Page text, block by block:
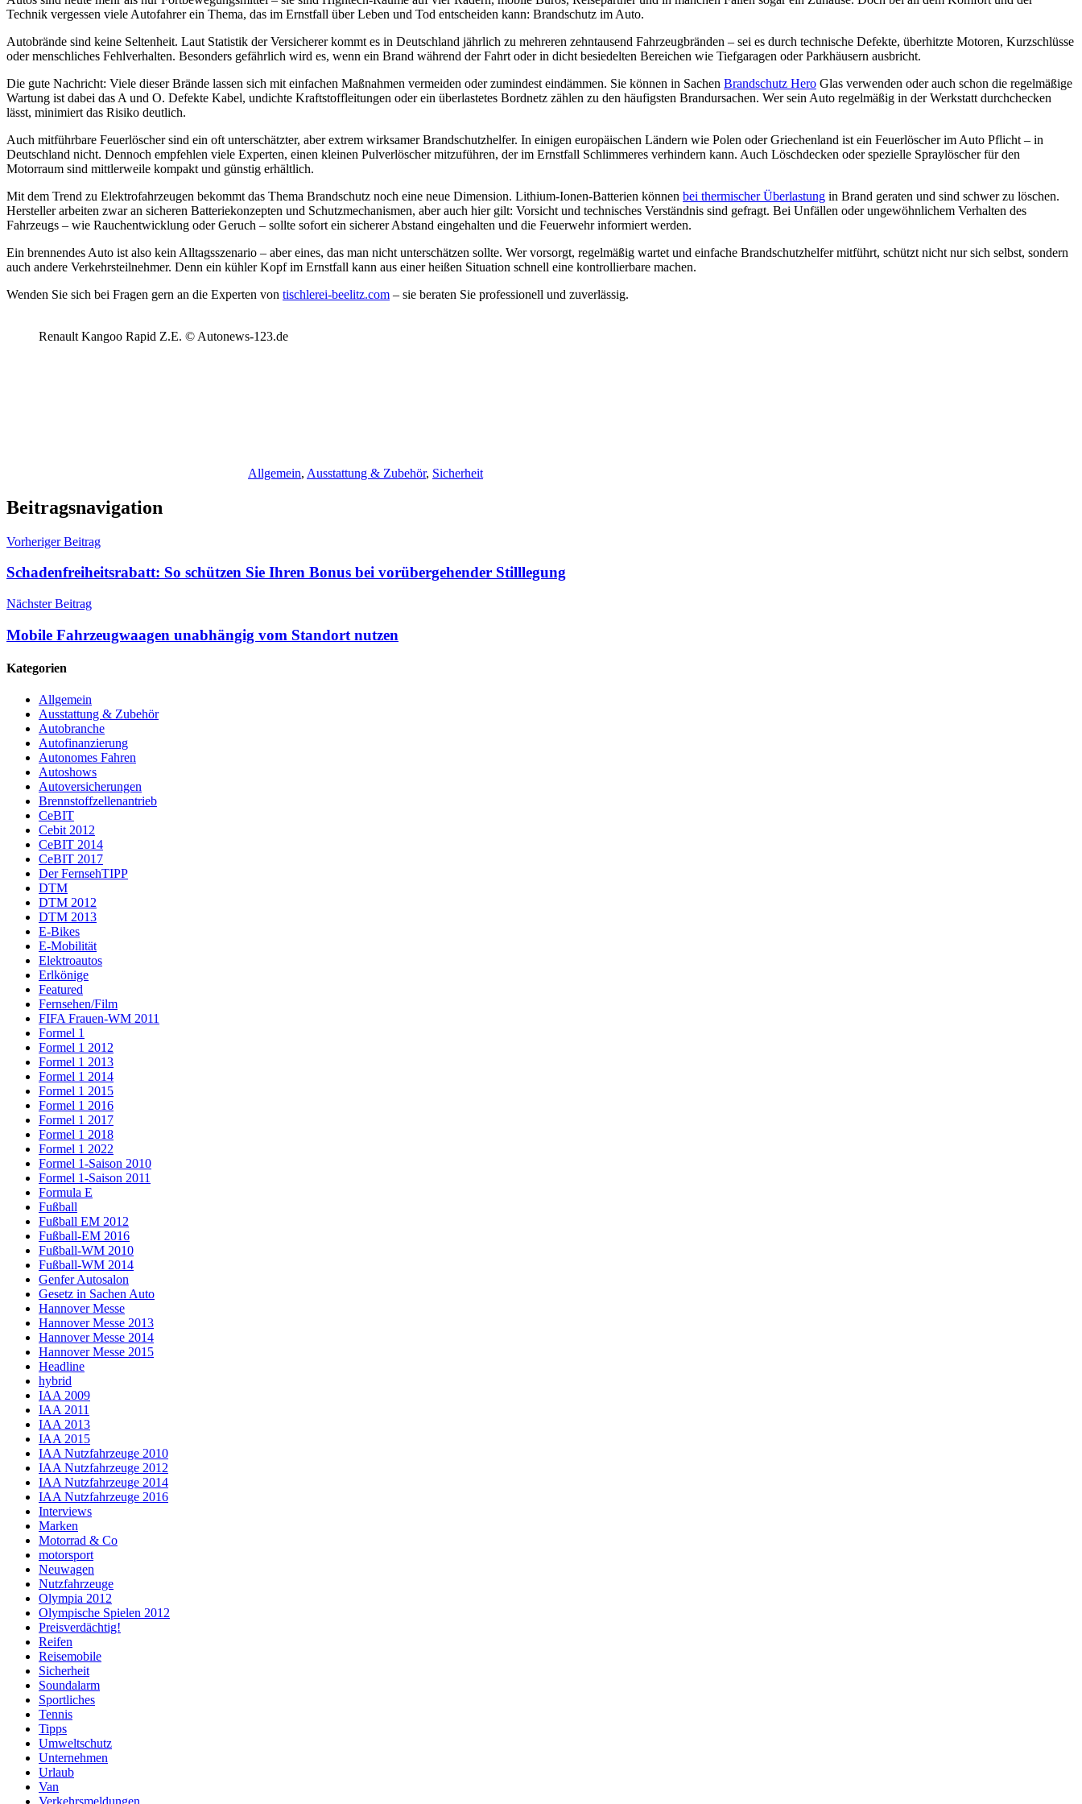
Technik vergessen viele Autofahrer ein Thema, das im Ernstfall über Leben und Tod entscheiden kann: Brandschutz im Auto.
Autobrände sind keine Seltenheit. Laut Statistik der Versicherer kommt es in Deutschland jährlich zu mehreren zehntausend Fahrzeugbränden – sei es durch technische Defekte, überhitzte Motoren, Kurzschlüsse
oder menschliches Fehlverhalten. Besonders gefährlich wird es, wenn ein Brand während der Fahrt oder in dicht besiedelten Bereichen wie Tiefgaragen oder Parkhäusern ausbricht.
Die gute Nachricht: Viele dieser Brände lassen sich mit einfachen Maßnahmen vermeiden oder zumindest eindämmen. Sie können in Sachen Brandschutz Hero Glas verwenden oder auch schon die regelmäßige
Wartung ist dabei das A und O. Defekte Kabel, undichte Kraftstoffleitungen oder ein überlastetes Bordnetz zählen zu den häufigsten Brandursachen. Wer sein Auto regelmäßig in der Werkstatt durchchecken
lässt, minimiert das Risiko deutlich.
Auch mitführbare Feuerlöscher sind ein oft unterschätzter, aber extrem wirksamer Brandschutzhelfer. In einigen europäischen Ländern wie Polen oder Griechenland ist ein Feuerlöscher im Auto Pflicht – in
Deutschland nicht. Dennoch empfehlen viele Experten, einen kleinen Pulverlöscher mitzuführen, der im Ernstfall Schlimmeres verhindern kann. Auch Löschdecken oder spezielle Spraylöscher für den
Motorraum sind mittlerweile kompakt und günstig erhältlich.
Mit dem Trend zu Elektrofahrzeugen bekommt das Thema Brandschutz noch eine neue Dimension. Lithium-Ionen-Batterien können bei thermischer Überlastung in Brand geraten und sind schwer zu löschen.
Hersteller arbeiten zwar an sicheren Batteriekonzepten und Schutzmechanismen, aber auch hier gilt: Vorsicht und technisches Verständnis sind gefragt. Bei Unfällen oder ungewöhnlichem Verhalten des
Fahrzeugs – wie Rauchentwicklung oder Geruch – sollte sofort ein sicherer Abstand eingehalten und die Feuerwehr informiert werden.
Ein brennendes Auto ist also kein Alltagsszenario – aber eines, das man nicht unterschätzen sollte. Wer vorsorgt, regelmäßig wartet und einfache Brandschutzhelfer mitführt, schützt nicht nur sich selbst, sondern
auch andere Verkehrsteilnehmer. Denn ein kühler Kopf im Ernstfall kann aus einer heißen Situation schnell eine kontrollierbare machen.
Wenden Sie sich bei Fragen gern an die Experten von tischlerei-beelitz.com – sie beraten Sie professionell und zuverlässig.
Renault Kangoo Rapid Z.E. © Autonews-123.de
Allgemein, Ausstattung & Zubehör, Sicherheit
Beitragsnavigation
Vorheriger Beitrag
Schadenfreiheitsrabatt: So schützen Sie Ihren Bonus bei vorübergehender Stilllegung
Nächster Beitrag
Mobile Fahrzeugwaagen unabhängig vom Standort nutzen
Kategorien
Allgemein
Ausstattung & Zubehör
Autobranche
Autofinanzierung
Autonomes Fahren
Autoshows
Autoversicherungen
Brennstoffzellenantrieb
CeBIT
Cebit 2012
CeBIT 2014
CeBIT 2017
Der FernsehTIPP
DTM
DTM 2012
DTM 2013
E-Bikes
E-Mobilität
Elektroautos
Erlkönige
Featured
Fernsehen/Film
FIFA Frauen-WM 2011
Formel 1
Formel 1 2012
Formel 1 2013
Formel 1 2014
Formel 1 2015
Formel 1 2016
Formel 1 2017
Formel 1 2018
Formel 1 2022
Formel 1-Saison 2010
Formel 1-Saison 2011
Formula E
Fußball
Fußball EM 2012
Fußball-EM 2016
Fußball-WM 2010
Fußball-WM 2014
Genfer Autosalon
Gesetz in Sachen Auto
Hannover Messe
Hannover Messe 2013
Hannover Messe 2014
Hannover Messe 2015
Headline
hybrid
IAA 2009
IAA 2011
IAA 2013
IAA 2015
IAA Nutzfahrzeuge 2010
IAA Nutzfahrzeuge 2012
IAA Nutzfahrzeuge 2014
IAA Nutzfahrzeuge 2016
Interviews
Marken
Motorrad & Co
motorsport
Neuwagen
Nutzfahrzeuge
Olympia 2012
Olympische Spielen 2012
Preisverdächtig!
Reifen
Reisemobile
Sicherheit
Soundalarm
Sportliches
Tennis
Tipps
Umweltschutz
Unternehmen
Urlaub
Van